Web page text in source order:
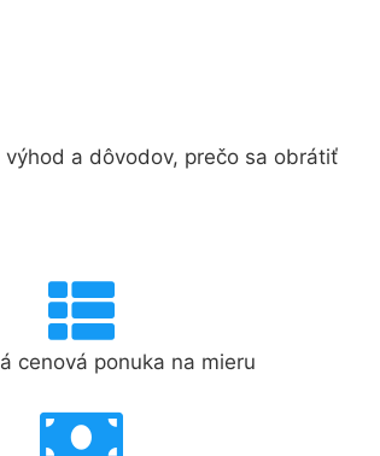
a dôvodov, prečo sa obrátiť
cenová ponuka na mieru